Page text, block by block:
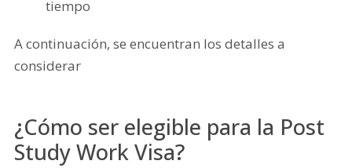
tiempo
A continuación, se encuentran los detalles a
considerar
¿Cómo ser elegible para la Post
Study Work Visa?